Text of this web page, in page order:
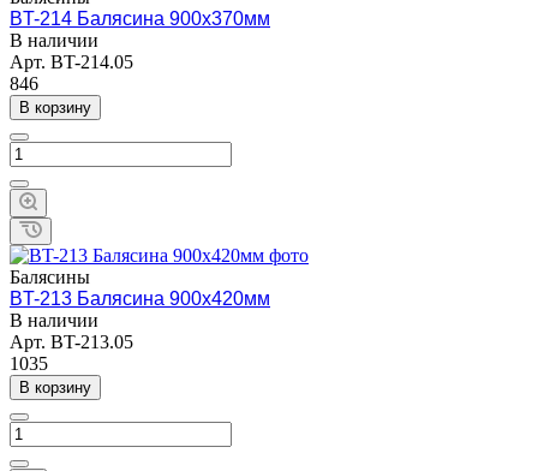
BT-214 Балясина 900х370мм
В наличии
Арт. BT-214.05
846
В корзину
Балясины
BT-213 Балясина 900х420мм
В наличии
Арт. BT-213.05
1035
В корзину